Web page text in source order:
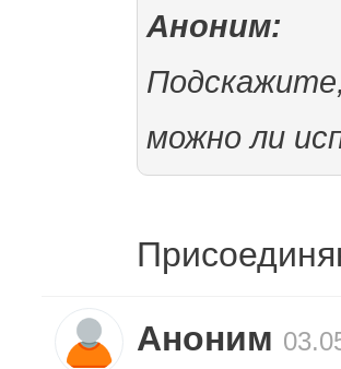
Аноним:
можно ли
Аноним